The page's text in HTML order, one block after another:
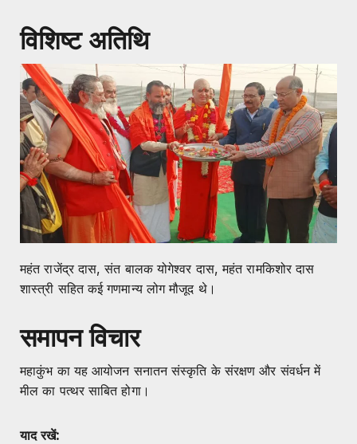
विशिष्ट अतिथि
महंत राजेंद्र दास, संत बालक योगेश्वर दास, महंत रामकिशोर दास
शास्त्री सहित कई गणमान्य लोग मौजूद थे।
समापन विचार
महाकुंभ का यह आयोजन सनातन संस्कृति के संरक्षण और संवर्धन में
मील का पत्थर साबित होगा।
याद रखें: